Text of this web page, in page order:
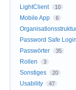
LightClient 10
Mobile App 6
Password Safe Login
Passwörter 35
Rollen 3
Sonstiges 20
Usability 47